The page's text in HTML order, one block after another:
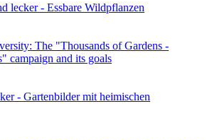
lecker - Essbare Wildpflanzen
The "Thousands of Gardens -
campaign and its goals
- Gartenbilder mit heimischen